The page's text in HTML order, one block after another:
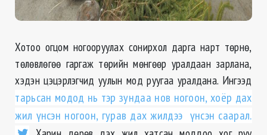
Хотоо огцом ногооруулах сонирхол дарга нарт төрнө,
төлөвлөгөө гаргаж төрийн мөнгөөр уралдаан зарлана,
хэдэн цэцэрлэгчид уулын мод руугаа уралдана. Ингээд
тарьсан модод нь тэр зундаа нов ногоон, хоёр дах
жил үнсэн ногоон, гурав дах жилдээ үнсэн саарал.